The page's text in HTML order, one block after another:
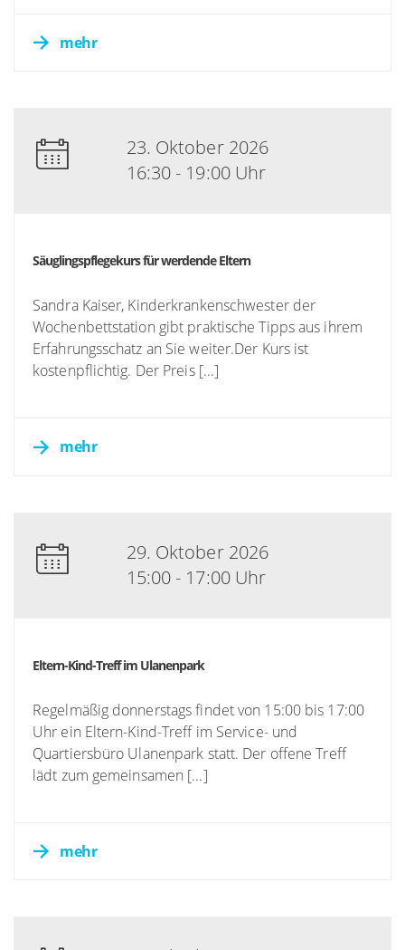
mehr
23. Oktober 2026
16:30 - 19:00 Uhr
Säuglingspflegekurs für werdende Eltern
Sandra Kaiser, Kinderkrankenschwester der
Wochenbettstation gibt praktische Tipps aus ihrem
Erfahrungsschatz an Sie weiter.Der Kurs ist
kostenpflichtig. Der Preis [...]
mehr
29. Oktober 2026
15:00 - 17:00 Uhr
Eltern-Kind-Treff im Ulanenpark
Regelmäßig donnerstags findet von 15:00 bis 17:00
Uhr ein Eltern-Kind-Treff im Service- und
Quartiersbüro Ulanenpark statt. Der offene Treff
lädt zum gemeinsamen [...]
mehr